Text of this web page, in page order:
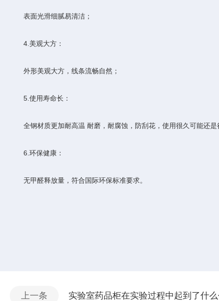
表面光滑细腻易清洁；
4.美观大方：
外形美观大方，线条流畅自然；
5.使用寿命长：
全钢材质更加耐高温 耐磨，耐腐蚀，防刮花，使用很久可能还是
6.环保健康：
无甲醛释放量，符合国际环保标准要求。
上一条 实验室药品柜在实验过程中起到了什